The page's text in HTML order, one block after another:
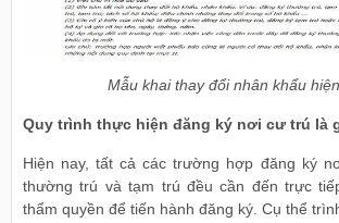
Mẫu khai thay đổi nhân khẩu
Quy trình thực hiện đăng ký nơi cư trú là
Hiện nay, tất cả các trường hợp đăng ký
thường trú và tạm trú đều cần đến trực
thẩm quyền để tiến hành đăng ký. Cụ thể